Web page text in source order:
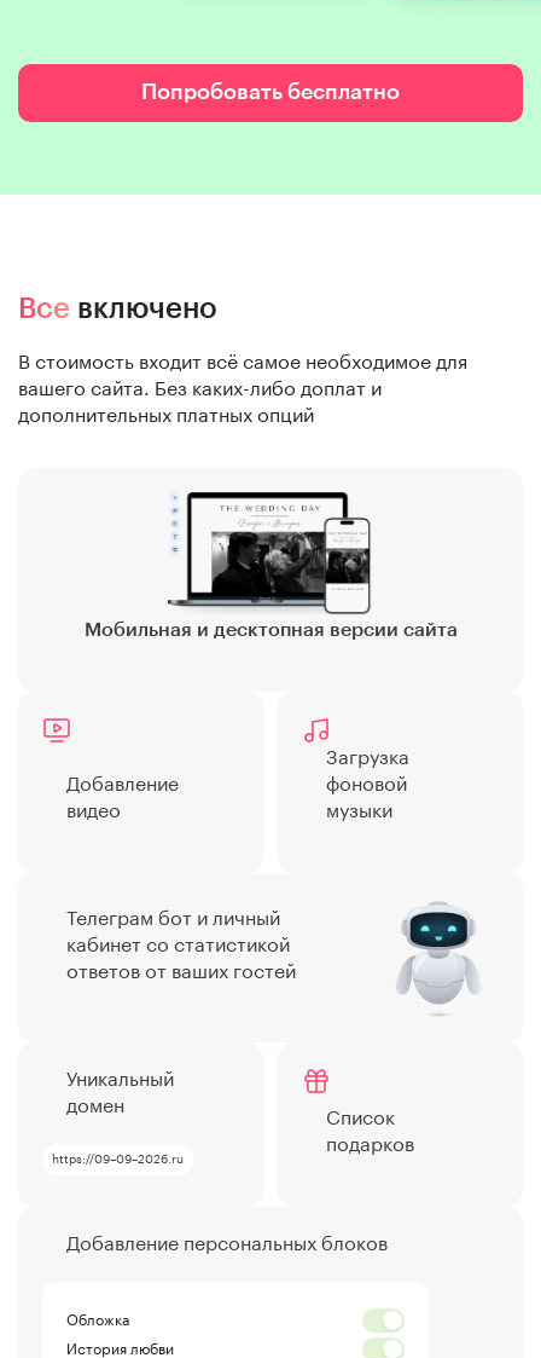
Попробовать бесплатно
Все включено
В стоимость входит всё самое необходимое для
вашего сайта. Без каких-либо доплат и
дополнительных платных опций
Мобильная и десктопная версии сайта
Добавление
видео
Загрузка
фоновой
музыки
Телеграм бот и личный
кабинет со статистикой
ответов от ваших гостей
Уникальный
домен
https://09–09–2026.ru
Список
подарков
Добавление персональных блоков
Обложка
История любви